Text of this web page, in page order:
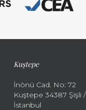
Kuştepe
İnönü Cad. No: 72
Kuştepe 34387 Şişli /
İstanbul